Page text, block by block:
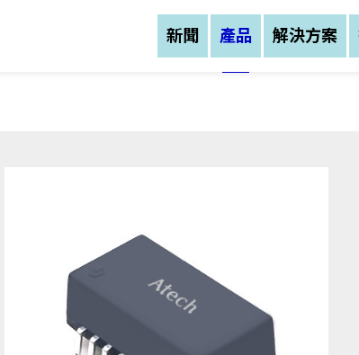
新聞 產品 解決方案